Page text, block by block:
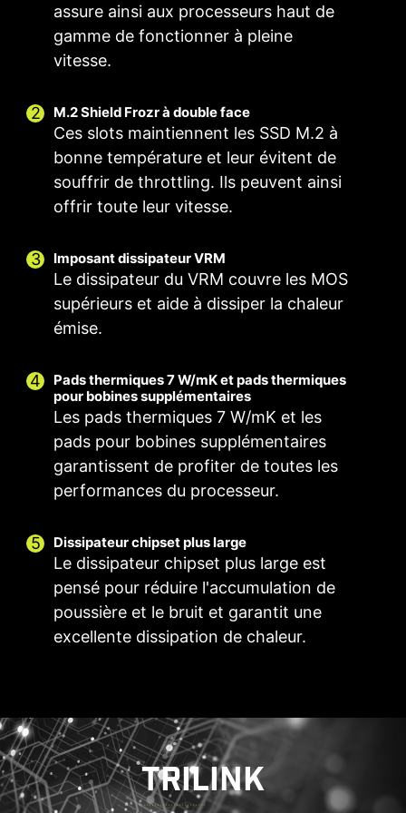
assure ainsi aux processeurs haut de
gamme de fonctionner à pleine
vitesse.
M.2 Shield Frozr à double face
Ces slots maintiennent les SSD M.2 à
bonne température et leur évitent de
souffrir de throttling. Ils peuvent ainsi
offrir toute leur vitesse.
Imposant dissipateur VRM
Le dissipateur du VRM couvre les MOS
supérieurs et aide à dissiper la chaleur
émise.
Pads thermiques 7 W/mK et pads thermiques
pour bobines supplémentaires
Les pads thermiques 7 W/mK et les
pads pour bobines supplémentaires
garantissent de profiter de toutes les
performances du processeur.
Dissipateur chipset plus large
Le dissipateur chipset plus large est
pensé pour réduire l'accumulation de
poussière et le bruit et garantit une
excellente dissipation de chaleur.
POUR DISSIPATEUR
Support du mode
Auto-detect
VENTILATEUR
SYSTÈME
Support du mode
Auto-detect
- JAF_1 EXCLUSIF
Alimentation 2A
(ventil.) / Support
de composants PC
MSI dédiés
HEADER VENTILATEUR COMBO
Le header ventilateurs combo de MSI est un
Profils multiples
Enregistrez jusqu'à cinq profils pour répondre à
Ventilateur intelligent et ventilateur manuel
Ventilateur intelligent
Permet aux utilisateurs de modifier la courbe de
température à l'aide des quatre points prévus à
Ventilateur manuel
Permet aux utilisateurs de modifier
manuellement la température selon un
pourcentage déterminé.
Scénarios utilisateurs
Suivre le mode de MSI Center
Ajustez les paramètres du ventilateur en
fonction du mode sélectionné dans le scénario
Mode BIOS
Ajustez les paramètres du ventilateur dans le
BIOS.
Personnalisation par l'utilisateur
Personnalisez les paramètres du ventilateur en
Frozr AI Cooling vous aide à gérer les
TRILINK